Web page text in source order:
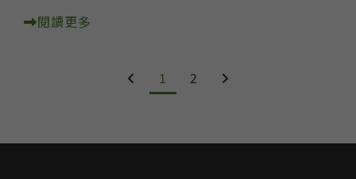
閱讀更多
1 2